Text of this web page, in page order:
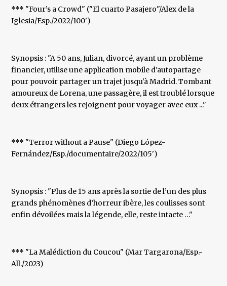
*** "Four’s a Crowd" ("El cuarto Pasajero"/Alex de la
Iglesia/Esp./2022/100')
Synopsis : "A 50 ans, Julian, divorcé, ayant un problème
financier, utilise une application mobile d'autopartage
pour pouvoir partager un trajet jusqu'à Madrid. Tombant
amoureux de Lorena, une passagère, il est troublé lorsque
deux étrangers les rejoignent pour voyager avec eux ..."
*** "Terror without a Pause" (Diego López-
Fernández/Esp./documentaire/2022/105')
Synopsis : "Plus de 15 ans après la sortie de l’un des plus
grands phénomènes d’horreur ibère, les coulisses sont
enfin dévoilées mais la légende, elle, reste intacte …"
*** "La Malédiction du Coucou" (Mar Targarona/Esp.-
All./2023)